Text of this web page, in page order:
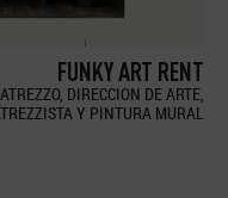
FUNKY ART RENT
DIRECCION DE ARTE,
Y PINTURA MURAL